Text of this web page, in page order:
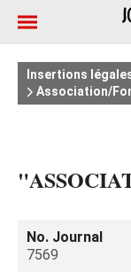
Insertions
Association/
No. Journal
7569